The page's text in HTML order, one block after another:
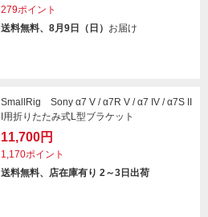
279ポイント
送料無料、8月9日（日） お届け
SmallRig Sony α7 V / α7R V / α7 IV / α7S II
I用折りたたみ式L型ブラケット
11,700円
1,170ポイント
送料無料、店在庫有り 2～3日出荷